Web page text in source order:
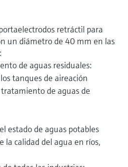
retráctil para
un diámetro de 40 mm en las
de aguas residuales:
tanques de aireación
de aguas de
estado de aguas potables
la calidad del agua en ríos,